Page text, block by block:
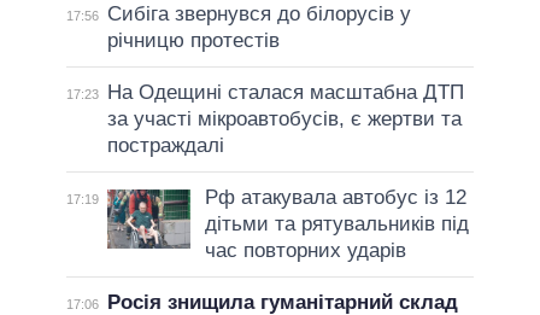
17:56
Сибіга звернувся до білорусів у
річницю протестів
17:23
На Одещині сталася масштабна ДТП
за участі мікроавтобусів, є жертви та
постраждалі
17:19
Рф атакувала автобус із 12
дітьми та рятувальників під
час повторних ударів
17:06
Росія знищила гуманітарний склад